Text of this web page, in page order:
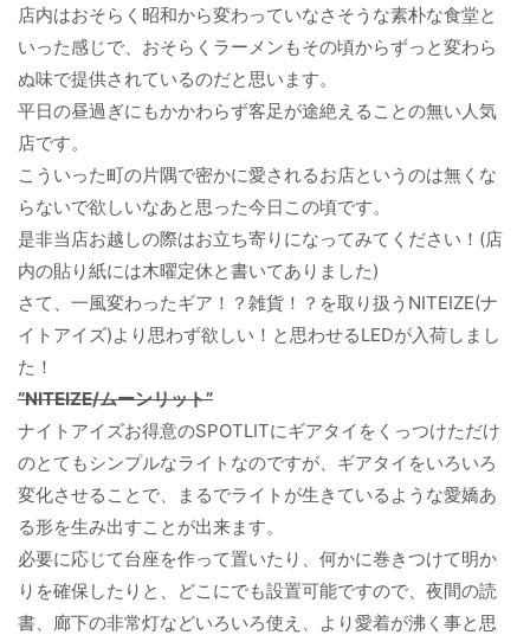
店内はおそらく昭和から変わっていなさそうな素朴な食堂と
いった感じで、おそらくラーメンもその頃からずっと変わら
ぬ味で提供されているのだと思います。
平日の昼過ぎにもかかわらず客足が途絶えることの無い人気
店です。
こういった町の片隅で密かに愛されるお店というのは無くな
らないで欲しいなあと思った今日この頃です。
是非当店お越しの際はお立ち寄りになってみてください！(店
内の貼り紙には木曜定休と書いてありました)
さて、一風変わったギア！？雑貨！？を取り扱うNITEIZE(ナ
イトアイズ)より思わず欲しい！と思わせるLEDが入荷しまし
た！
“NITEIZE/ムーンリット”
ナイトアイズお得意のSPOTLITにギアタイをくっつけただけ
のとてもシンプルなライトなのですが、ギアタイをいろいろ
変化させることで、まるでライトが生きているような愛嬌あ
る形を生み出すことが出来ます。
必要に応じて台座を作って置いたり、何かに巻きつけて明か
りを確保したりと、どこにでも設置可能ですので、夜間の読
書、廊下の非常灯などいろいろ使え、より愛着が沸く事と思